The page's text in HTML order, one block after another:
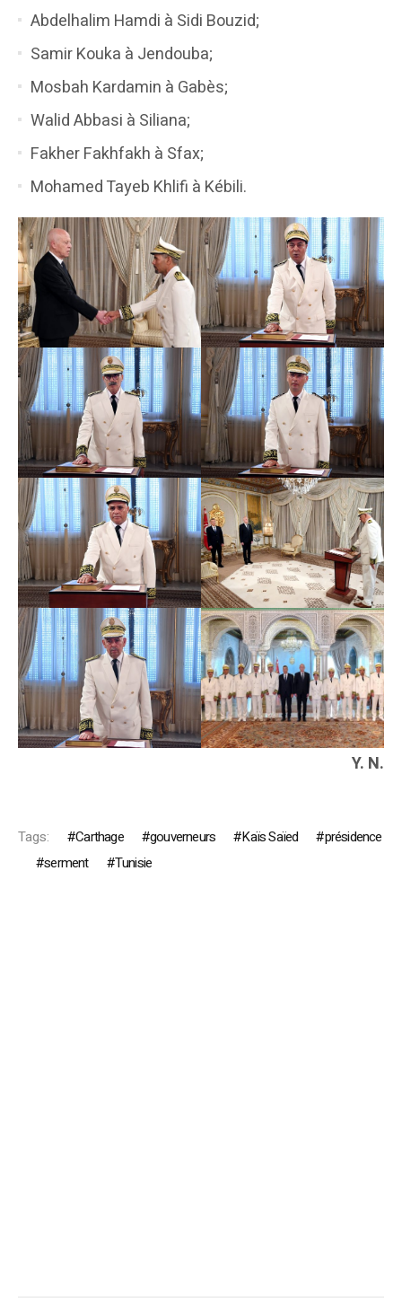
Abdelhalim Hamdi à Sidi Bouzid;
Samir Kouka à Jendouba;
Mosbah Kardamin à Gabès;
Walid Abbasi à Siliana;
Fakher Fakhfakh à Sfax;
Mohamed Tayeb Khlifi à Kébili.
Y. N.
Tags: Carthage gouverneurs Kaïs Saïed
présidence
serment
Tunisie